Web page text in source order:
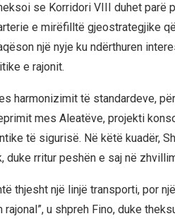
se Korridori VIII duhet parë
e mirëfilltë gjeostrategjike
një nyje ku ndërthuren
e rajonit.
harmonizimit të standardeve,
mes Aleatëve, projekti
të sigurisë. Në këtë kuadër,
duke rritur peshën e saj në
thjesht një linjë transporti, por
u shpreh Fino, duke